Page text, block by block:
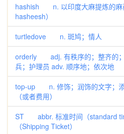
hashish n. 以印度大麻提炼的麻
hasheesh）
turtledove n. 斑鸠；情人
orderly adj. 有秩序的；整齐的；
兵；护理员 adv. 顺序地；依次地
top-up n. 修饰；润饰的文字；添
（或者费用）
ST abbr. 标准时间（standard
（Shipping Ticket）